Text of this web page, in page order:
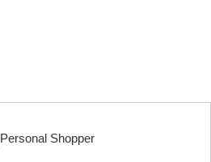
Personal Shopper